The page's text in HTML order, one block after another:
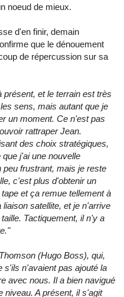
noeud de mieux.
d'en finir, demain
que le dénouement
de répercussion sur sa
et le terrain est très
sens, mais autant que je
un moment. Ce n'est pas
rattraper Jean.
des choix stratégiques,
j'ai une nouvelle
frustrant, mais je reste
c'est plus d'obtenir un
et ça remue tellement à
satellite, et je n'arrive
Tactiquement, il n'y a
(Hugo Boss), qui,
s'ils n'avaient pas ajouté la
avec nous. Il a bien navigué
niveau. A présent, il s'agit